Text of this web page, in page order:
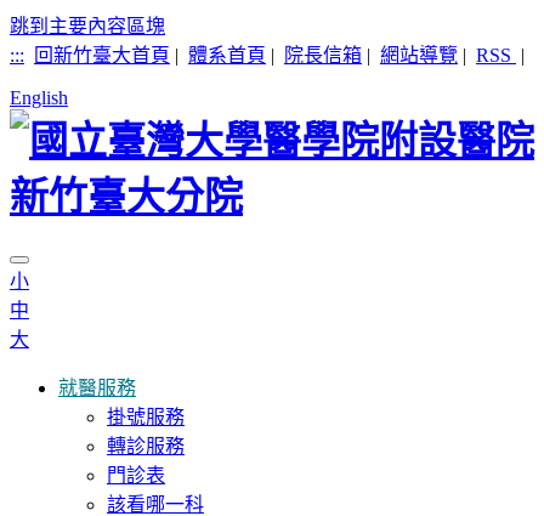
跳到主要內容區塊
:::
回新竹臺大首頁 | 體系首頁 | 院長信箱 | 網站導覽 | RSS |
English
小
中
大
就醫服務
掛號服務
轉診服務
門診表
該看哪一科